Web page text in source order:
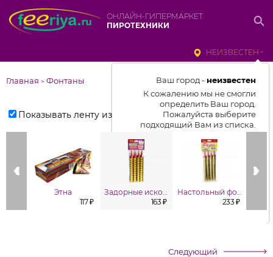
ОНЛАЙН-ГИПЕРМАРКЕТ
ПИРОТЕХНИКИ
НЕИЗВЕСТЕН
Ваш город - неизвестен
К сожалению мы не смогли
определить Ваш город.
Пожалуйста выберите
подходящий Вам из списка.
Выбрать город
От выбранного города зависит
отображаемый ассортимент,
цены, наличие и условия
доставки
Главная > Фонтаны
Показывать ленту изделий
Этна
117 ₽
Задорные искорки
163 ₽
Настольный фонтан (в уп. 4шт.)
233 ₽
Следующий